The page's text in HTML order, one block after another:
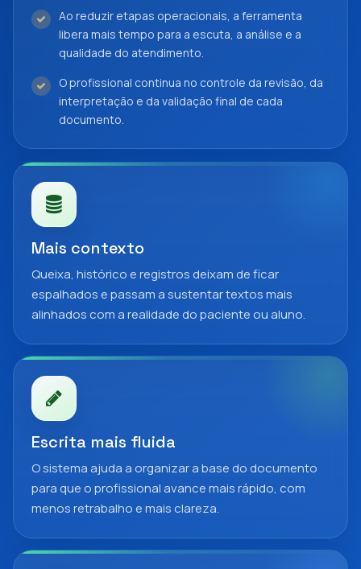
Ao reduzir etapas operacionais, a ferramenta
libera mais tempo para a escuta, a análise e a
qualidade do atendimento.
O profissional continua no controle da revisão, da
interpretação e da validação final de cada
documento.
Mais contexto
Queixa, histórico e registros deixam de ficar
espalhados e passam a sustentar textos mais
alinhados com a realidade do paciente ou aluno.
Escrita mais fluida
O sistema ajuda a organizar a base do documento
para que o profissional avance mais rápido, com
menos retrabalho e mais clareza.